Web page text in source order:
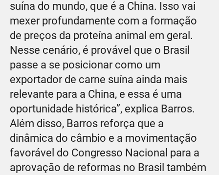
suína do mundo, que é a China. Isso vai
mexer profundamente com a formação
de preços da proteína animal em geral.
Nesse cenário, é provável que o Brasil
passe a se posicionar como um
exportador de carne suína ainda mais
relevante para a China, e essa é uma
oportunidade histórica”, explica Barros.
Além disso, Barros reforça que a
dinâmica do câmbio e a movimentação
favorável do Congresso Nacional para a
aprovação de reformas no Brasil também